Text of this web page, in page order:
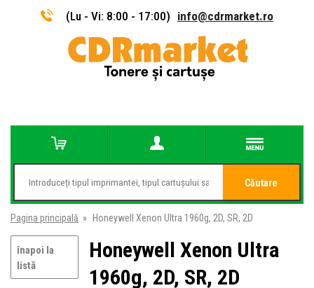
(Lu - Vi: 8:00 - 17:00) info@cdrmarket.ro
Căutare
Pagina principală » Honeywell Xenon Ultra 1960g, 2D, SR, 2D
înapoi la
listă
Honeywell Xenon Ultra
1960g, 2D, SR, 2D